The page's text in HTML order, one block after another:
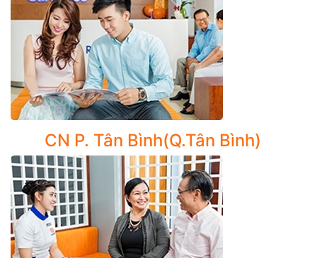
lần, để phát hiện và điều trị các vấn đề tiềm ẩn, điều trị
bệnh lý ở giai đoạn sớm mang lại hiệu quả cao về sức
khỏe răng miệng đồng thời tiết kiệm chi phí.
Chuyên khoa Răng – Hàm – Mặt của CarePlus với đa
dạng các dịch vụ từ đơn giản đến phức tạp, từ tư vấn
chuyên sâu đến điều trị hiệu quả các vấn đề răng miệng
NHA KHOA TỔNG QUÁT
Cạo vôi đánh bóng răng: loại bỏ các mảng bám và
cao răng tích tụ trên răng theo thời gian, cũng như
các vết bẩn gây ra bởi cà phê, trà hoặc rượu vang
đỏ.
CN P. Tân Bình(Q.Tân Bình)